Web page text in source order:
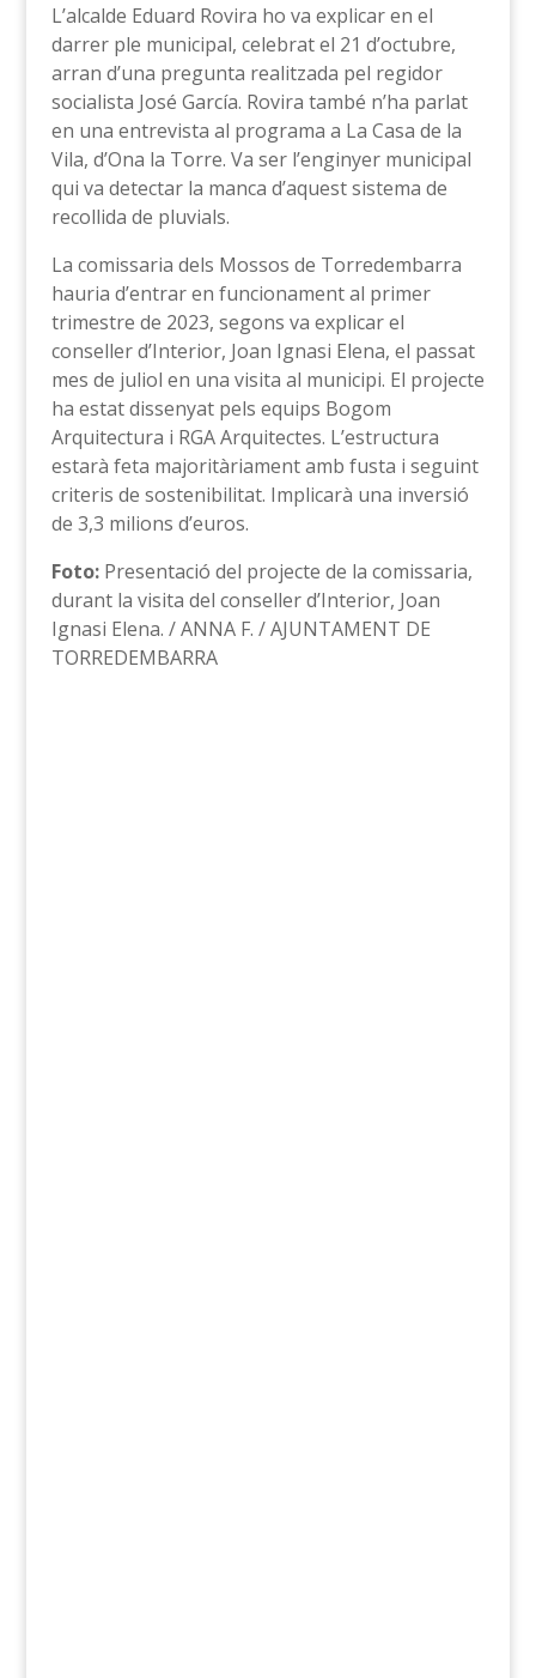
L’alcalde Eduard Rovira ho va explicar en el
darrer ple municipal, celebrat el 21 d’octubre,
arran d’una pregunta realitzada pel regidor
socialista José García. Rovira també n’ha parlat
en una entrevista al programa a La Casa de la
Vila, d’Ona la Torre. Va ser l’enginyer municipal
qui va detectar la manca d’aquest sistema de
recollida de pluvials.
La comissaria dels Mossos de Torredembarra
hauria d’entrar en funcionament al primer
trimestre de 2023, segons va explicar el
conseller d’Interior, Joan Ignasi Elena, el passat
mes de juliol en una visita al municipi. El projecte
ha estat dissenyat pels equips Bogom
Arquitectura i RGA Arquitectes. L’estructura
estarà feta majoritàriament amb fusta i seguint
criteris de sostenibilitat. Implicarà una inversió
de 3,3 milions d’euros.
Foto:Presentació del projecte de la comissaria,
durant la visita del conseller d’Interior, Joan
Ignasi Elena. / ANNA F. / AJUNTAMENT DE
TORREDEMBARRA